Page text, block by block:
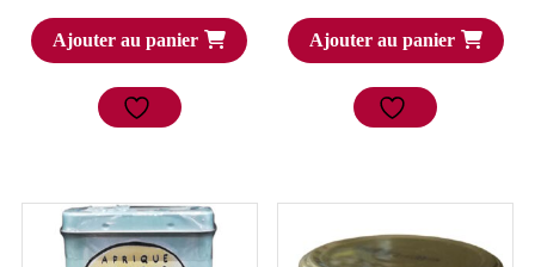
Ajouter au panier Ajouter au panier